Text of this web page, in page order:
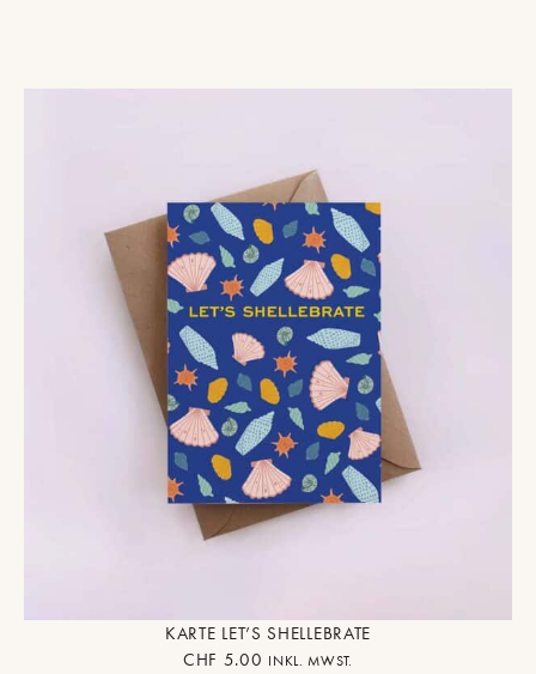
KARTE LET’S SHELLEBRATE
CHF 5.00 INKL. MWST.